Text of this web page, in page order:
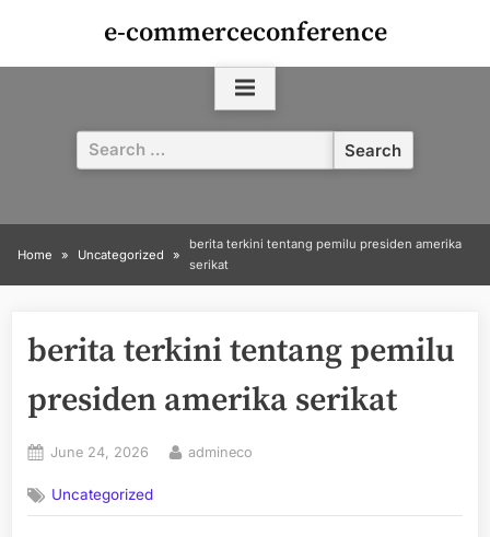
content
e-commerceconference
Search
for:
Home Uncategorized
berita terkini tentang pemilu presiden amerika
serikat
berita terkini tentang pemilu
presiden amerika serikat
Posted
June 24, 2026 By
admineco
Uncategorized